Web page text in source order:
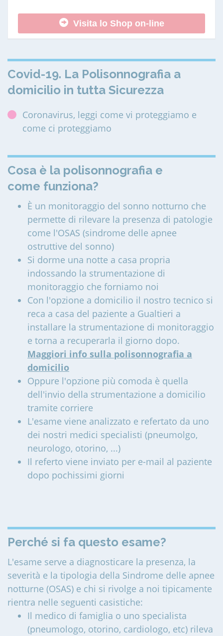
Visita lo Shop on-line
Covid-19. La Polisonnografia a
domicilio in tutta Sicurezza
Coronavirus, leggi come vi proteggiamo e
come ci proteggiamo
Cosa è la polisonnografia e
come funziona?
È un monitoraggio del sonno notturno che
permette di rilevare la presenza di patologie
come l'OSAS (sindrome delle apnee
ostruttive del sonno)
Si dorme una notte a casa propria
indossando la strumentazione di
monitoraggio che forniamo noi
Con l'opzione a domicilio il nostro tecnico si
reca a casa del paziente a Gualtieri a
installare la strumentazione di monitoraggio
e torna a recuperarla il giorno dopo.
Maggiori info sulla polisonnografia a
domicilio
Oppure l'opzione più comoda è quella
dell'invio della strumentazione a domicilio
tramite corriere
L'esame viene analizzato e refertato da uno
dei nostri medici specialisti (pneumolgo,
neurologo, otorino, ...)
Il referto viene inviato per e-mail al paziente
dopo pochissimi giorni
Perché si fa questo esame?
L'esame serve a diagnosticare la presenza, la
severità e la tipologia della Sindrome delle apnee
notturne (OSAS) e chi si rivolge a noi tipicamente
rientra nelle seguenti casistiche:
Il medico di famiglia o uno specialista
(pneumologo, otorino, cardiologo, etc) rileva